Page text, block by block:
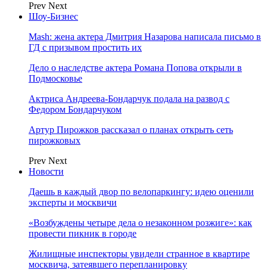
Prev Next
Шоу-Бизнес
Mash: жена актера Дмитрия Назарова написала письмо в
ГД с призывом простить их
Дело о наследстве актера Романа Попова открыли в
Подмосковье
Актриса Андреева-Бондарчук подала на развод с
Федором Бондарчуком
Артур Пирожков рассказал о планах открыть сеть
пирожковых
Prev Next
Новости
Даешь в каждый двор по велопаркингу: идею оценили
эксперты и москвичи
«Возбуждены четыре дела о незаконном розжиге»: как
провести пикник в городе
Жилищные инспекторы увидели странное в квартире
москвича, затеявшего перепланировку